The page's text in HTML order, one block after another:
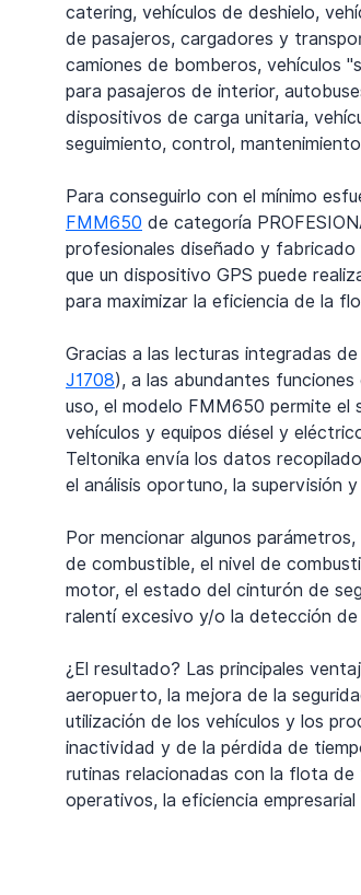
catering, vehículos de deshielo,
de pasajeros, cargadores y
camiones de bomberos, vehículos
para pasajeros de interior,
dispositivos de carga unitaria,
seguimiento, control,
Para conseguirlo con el mínimo
FMM650 de categoría
profesionales diseñado y fabricado
que un dispositivo GPS puede
para maximizar la eficiencia de la
Gracias a las lecturas integradas
J1708), a las abundantes
uso, el modelo FMM650 permite
vehículos y equipos diésel y
Teltonika envía los datos
el análisis oportuno, la supervisión
Por mencionar algunos
de combustible, el nivel de
motor, el estado del cinturón de
ralentí excesivo y/o la detección
¿El resultado? Las principales
aeropuerto, la mejora de la
utilización de los vehículos y los
inactividad y de la pérdida de
rutinas relacionadas con la flota
operativos, la eficiencia